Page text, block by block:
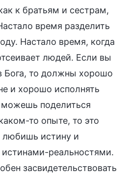
к братьям и сестрам,
время разделить
Настало время, когда
людей. Если вы
Бога, то должны хорошо
и хорошо исполнять
поделиться
то опыте, то это
любишь истину и
реальностями.
засвидетельствовать